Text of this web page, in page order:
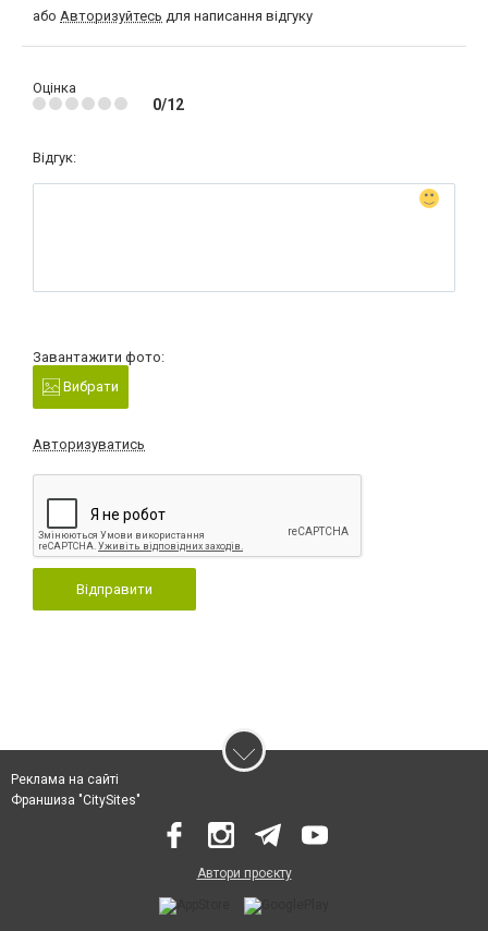
або Авторизуйтесь для написання відгуку
Оцінка
0/12
Відгук:
Завантажити фото:
Вибрати
Авторизуватись
Відправити
Реклама на сайті
Франшиза "CitySites"
Автори проєкту